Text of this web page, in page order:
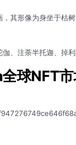
其形像为身坐于枯
、注荼半托迦、掉
球NFT